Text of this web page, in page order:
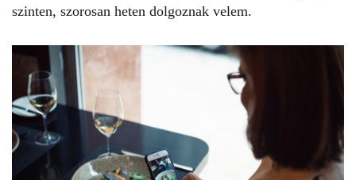
szinten, szorosan heten dolgoznak velem.